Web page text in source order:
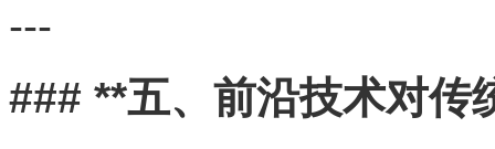
---
### **五、前沿技术对传